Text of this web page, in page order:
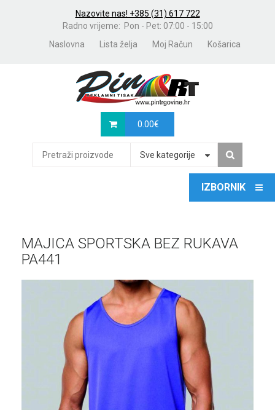
Nazovite nas! +385 (31) 617 722
Radno vrijeme: Pon - Pet: 07:00 - 15:00
Naslovna
Lista želja Moj Račun Košarica
0.00€
Sve kategorije
MAJICA SPORTSKA BEZ RUKAVA
PA441